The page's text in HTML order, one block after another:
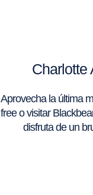
Charlotte
Aprovecha la última
free o visitar
disfruta de un